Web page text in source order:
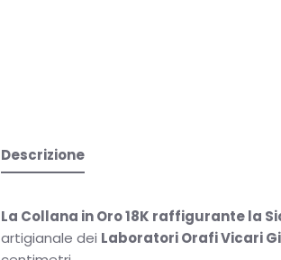
Descrizione
La Collana in Oro 18K raffigurante la
artigianale dei Laboratori Orafi Vicari